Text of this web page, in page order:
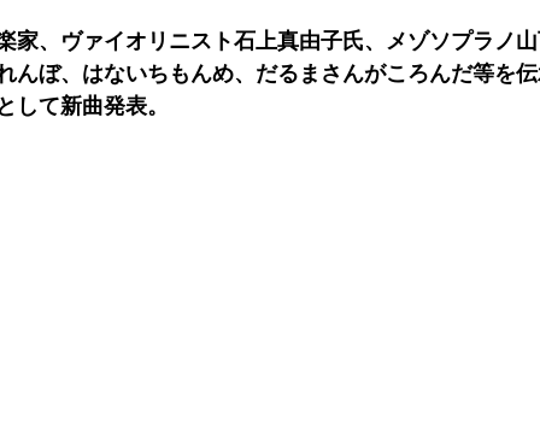
家、ヴァイオリニスト石上真由子氏、メゾソプラノ
んぼ、はないちもんめ、だるまさんがころんだ等を
して新曲発表。